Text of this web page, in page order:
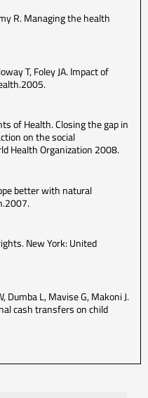
R. Managing the health
T, Foley JA. Impact of
of Health. Closing the gap in
on the social
Health Organization 2008.
better with natural
New York: United
Dumba L, Mavise G, Makoni J.
cash transfers on child